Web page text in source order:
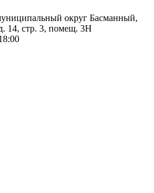
округ Басманный,
14, стр. 3, помещ. 3Н